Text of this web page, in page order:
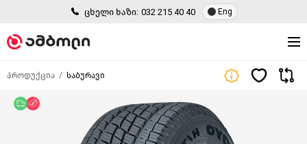
ცხელი ხაზი: 032 215 40 40 Eng
პროდუქცია საბურავი
უფასო მიწოდება